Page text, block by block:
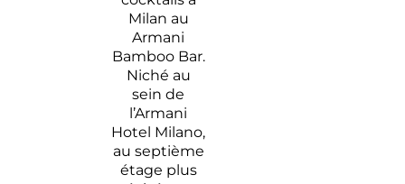
Milan au
Armani
Bamboo Bar.
Niché au
sein de
l’Armani
Hotel Milano,
au septième
étage plus